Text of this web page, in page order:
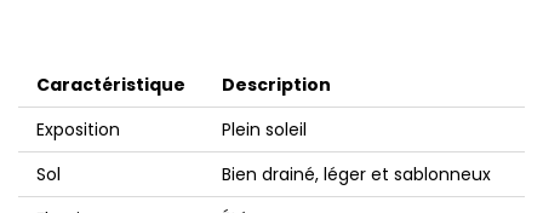
Caractéristique
Description
Exposition
Plein soleil
Sol
Bien drainé, léger et sablonneux